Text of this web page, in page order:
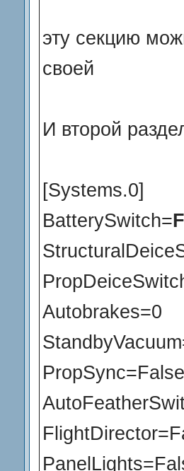
эту секцию
своей
И второй
[Systems.0]
BatterySwitch=
Autobrakes=0
PropSync=False